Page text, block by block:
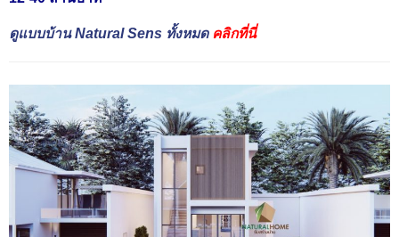
ดูแบบบ้าน Natural Sens ทั้งหมด คลิกที่นี่